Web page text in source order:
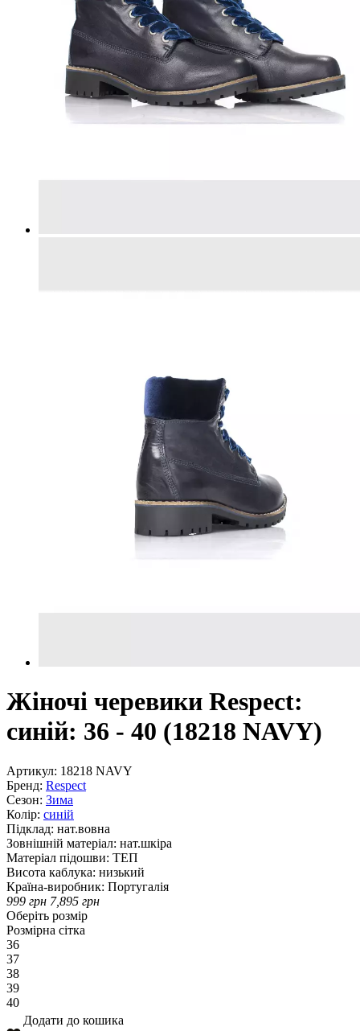
Жіночі черевики Respect:
синій: 36 - 40 (18218 NAVY)
Артикул: 18218 NAVY
Бренд: Respect
Сезон: Зима
Колір: синій
Підклад: нат.вовна
Зовнішній матеріал: нат.шкіра
Матеріал підошви: ТЕП
Висота каблука: низький
Країна-виробник: Португалія
999 грн 7,895 грн
Оберіть розмір
Розмірна сітка
36
37
38
39
40
Додати до кошика